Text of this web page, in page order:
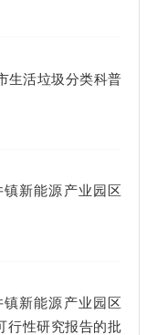
生活垃圾分类科普
新能源产业园区
新能源产业园区
行性研究报告的批